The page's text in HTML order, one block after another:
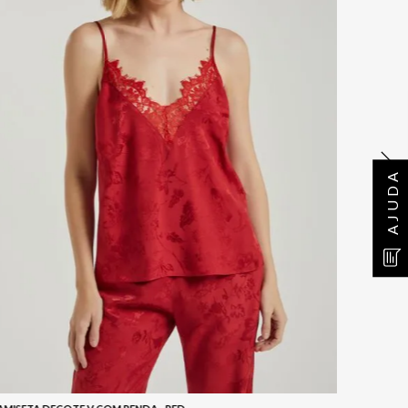
AJUDA